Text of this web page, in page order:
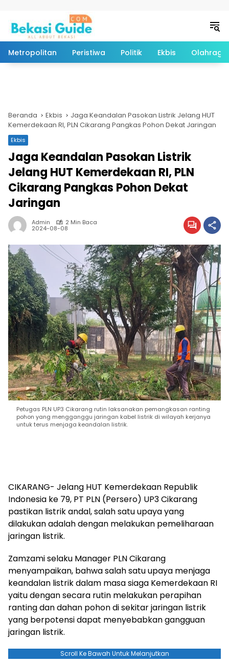
Metropolitan Peristiwa Politik Ekbis Olahraga
Beranda Ekbis
Jaga Keandalan Pasokan Listrik Jelang HUT
Kemerdekaan RI, PLN Cikarang Pangkas Pohon Dekat Jaringan
Ekbis
Jaga Keandalan Pasokan Listrik
Jelang HUT Kemerdekaan RI, PLN
Cikarang Pangkas Pohon Dekat
Jaringan
Admin 2 Min Baca
2024-08-08
Petugas PLN UP3 Cikarang rutin laksanakan pemangkasan ranting
pohon yang mengganggu jaringan kabel listrik di wilayah kerjanya
untuk terus menjaga keandalan listrik.
CIKARANG- Jelang HUT Kemerdekaan Republik
Indonesia ke 79, PT PLN (Persero) UP3 Cikarang
pastikan listrik andal, salah satu upaya yang
dilakukan adalah dengan melakukan pemeliharaan
jaringan listrik.
Zamzami selaku Manager PLN Cikarang
menyampaikan, bahwa salah satu upaya menjaga
keandalan listrik dalam masa siaga Kemerdekaan RI
yaitu dengan secara rutin melakukan perapihan
ranting dan dahan pohon di sekitar jaringan listrik
yang berpotensi dapat menyebabkan gangguan
jaringan listrik.
Scroll Ke Bawah Untuk Melanjutkan